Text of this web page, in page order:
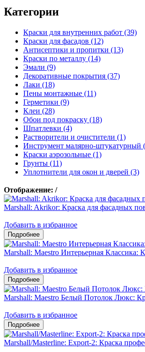
Категории
Краски для внутренних работ (39)
Краски для фасадов (12)
Антисептики и пропитки (13)
Краски по металлу (14)
Эмали (9)
Декоративные покрытия (37)
Лаки (18)
Пены монтажные (11)
Герметики (9)
Клеи (28)
Обои под покраску (18)
Шпатлевки (4)
Растворители и очистители (1)
Инструмент малярно-штукатурный
Краски аэрозольные (1)
Грунты (11)
Уплотнители для окон и дверей (3)
Отображение: /
Marshall: Akrikor: Краска для фасадных
Добавить в избранное
Marshall: Maestro Интерьерная Классика:
Добавить в избранное
Marshall: Maestro Белый Потолок Люкс:
Добавить в избранное
Marshall/Masterline: Export-2: Краска